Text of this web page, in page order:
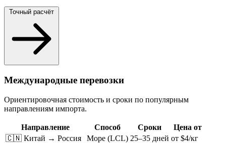
Точный расчёт
Международные перевозки
Ориентировочная стоимость и сроки по популярным
направлениям импорта.
Направление Способ Сроки
Цена от
🇨🇳 Китай → Россия
Море (LCL) 25–35 дней от $4/кг